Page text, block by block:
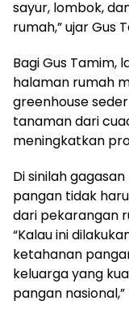
sayur, lombok,
rumah,” ujar Gus
Bagi Gus Tamim,
halaman rumah
greenhouse
tanaman dari
meningkatkan
Di sinilah
pangan tidak
dari pekarangan
“Kalau ini
ketahanan
keluarga yang
pangan